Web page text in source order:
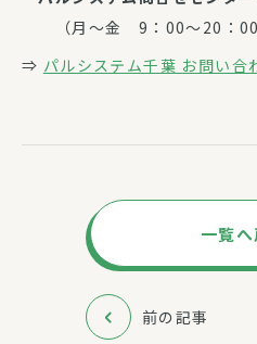
（月～金 9：00～20：
⇒ パルシステム千葉 お問い合
一覧へ
前の記事